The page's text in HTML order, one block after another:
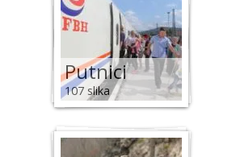
Putnici
107 slika